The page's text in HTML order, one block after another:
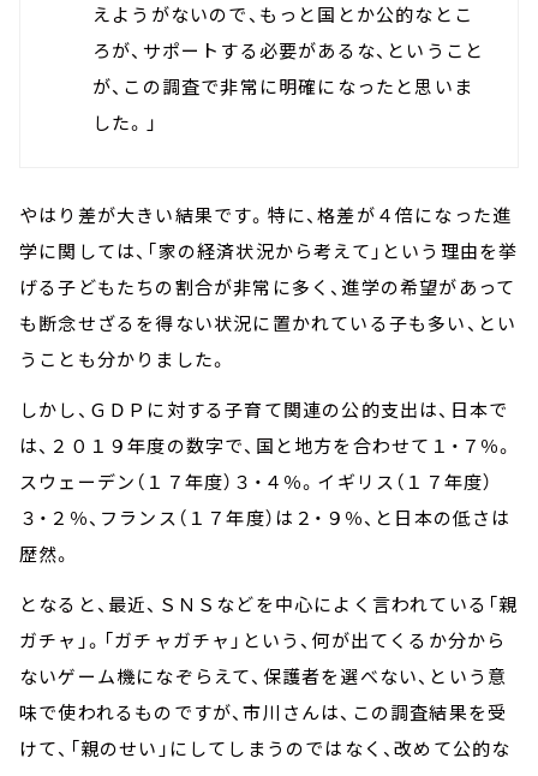
えようがないので、もっと国とか公的なとこ
ろが、サポートする必要があるな、ということ
が、この調査で非常に明確になったと思いま
した。」
やはり差が大きい結果です。特に、格差が４倍になった進
学に関しては、「家の経済状況から考えて」という理由を挙
げる子どもたちの割合が非常に多く、進学の希望があって
も断念せざるを得ない状況に置かれている子も多い、とい
うことも分かりました。
しかし、ＧＤＰに対する子育て関連の公的支出は、日本で
は、２０１９年度の数字で、国と地方を合わせて１・７％。
スウェーデン（１７年度）３・４％。イギリス（１７年度）
３・２％、フランス（１７年度）は２・９％、と日本の低さは
歴然。
となると、最近、ＳＮＳなどを中心によく言われている「親
ガチャ」。「ガチャガチャ」という、何が出てくるか分から
ないゲーム機になぞらえて、保護者を選べない、という意
味で使われるものですが、市川さんは、この調査結果を受
けて、「親のせい」にしてしまうのではなく、改めて公的な